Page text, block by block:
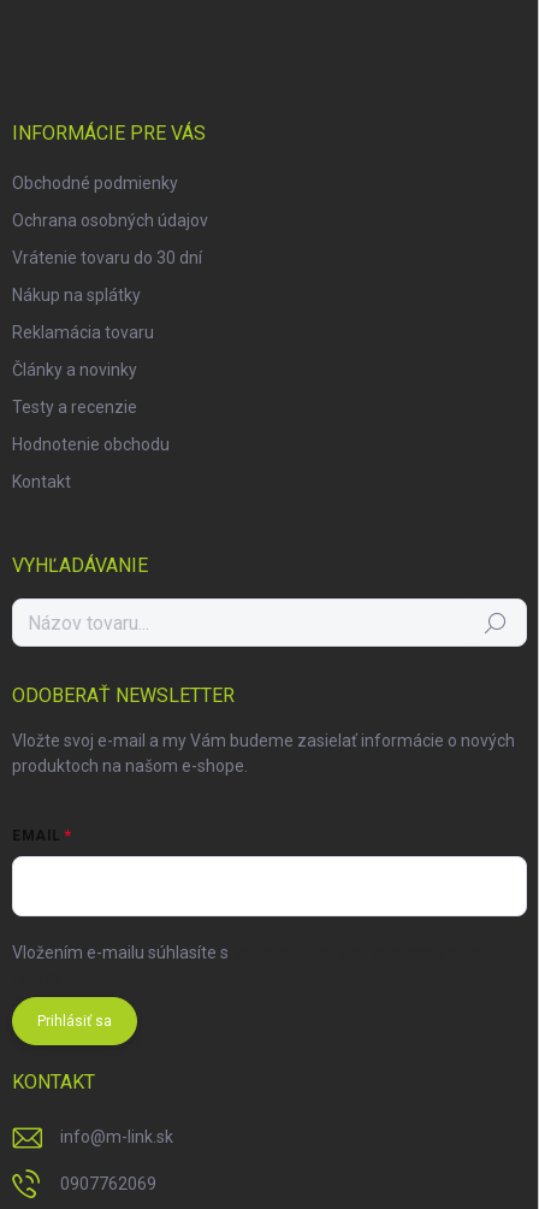
INFORMÁCIE PRE VÁS
Obchodné podmienky
Ochrana osobných údajov
Vrátenie tovaru do 30 dní
Nákup na splátky
Reklamácia tovaru
Články a novinky
Testy a recenzie
Hodnotenie obchodu
Kontakt
VYHĽADÁVANIE
Hľadať
ODOBERAŤ NEWSLETTER
Vložte svoj e-mail a my Vám budeme zasielať informácie o nových
produktoch na našom e-shope.
EMAIL
Vložením e-mailu súhlasíte s
Prihlásiť sa
KONTAKT
info@m-link.sk
0907762069